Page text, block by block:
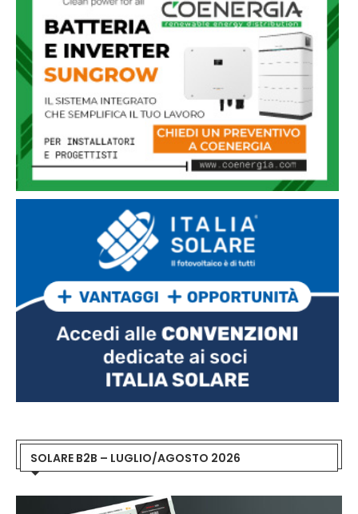
SOLARE B2B – LUGLIO/AGOSTO 2026